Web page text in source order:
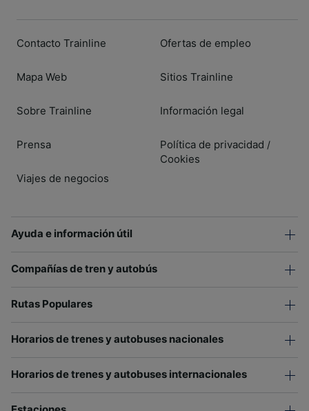
Contacto Trainline
Mapa Web
Sobre Trainline
Prensa
Viajes de negocios
Ofertas de empleo
Sitios Trainline
Información legal
Política de privacidad /
Cookies
Ayuda e información útil
Compañías de tren y autobús
Rutas Populares
Horarios de trenes y autobuses nacionales
Horarios de trenes y autobuses internacionales